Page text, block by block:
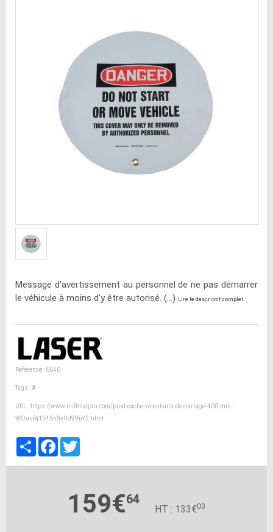
Message d'avertissement au personnel de ne pas démarrer
le véhicule à moins d'y être autorisé. (...)
Lire le descriptif complet
Référence : 6640
Tags :#
URL : https://www.millmatpro.com/prod-cache-volant-anti-demarrage-400-mm-
WOuuRj154Xn8vUd99uY2.html
PartagerFacebook
159€64
HT : 133€03